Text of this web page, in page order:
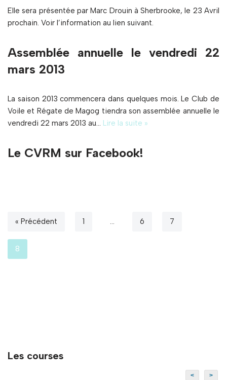
Elle sera présentée par Marc Drouin à Sherbrooke, le 23 Avril
prochain. Voir l’information au lien suivant.
Assemblée annuelle le vendredi 22
mars 2013
La saison 2013 commencera dans quelques mois. Le Club de
Voile et Régate de Magog tiendra son assemblée annuelle le
vendredi 22 mars 2013 au… Lire la suite »
Le CVRM sur Facebook!
« Précédent 1 … 6 7
8
Les courses
< >